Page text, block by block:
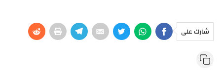
شارك على